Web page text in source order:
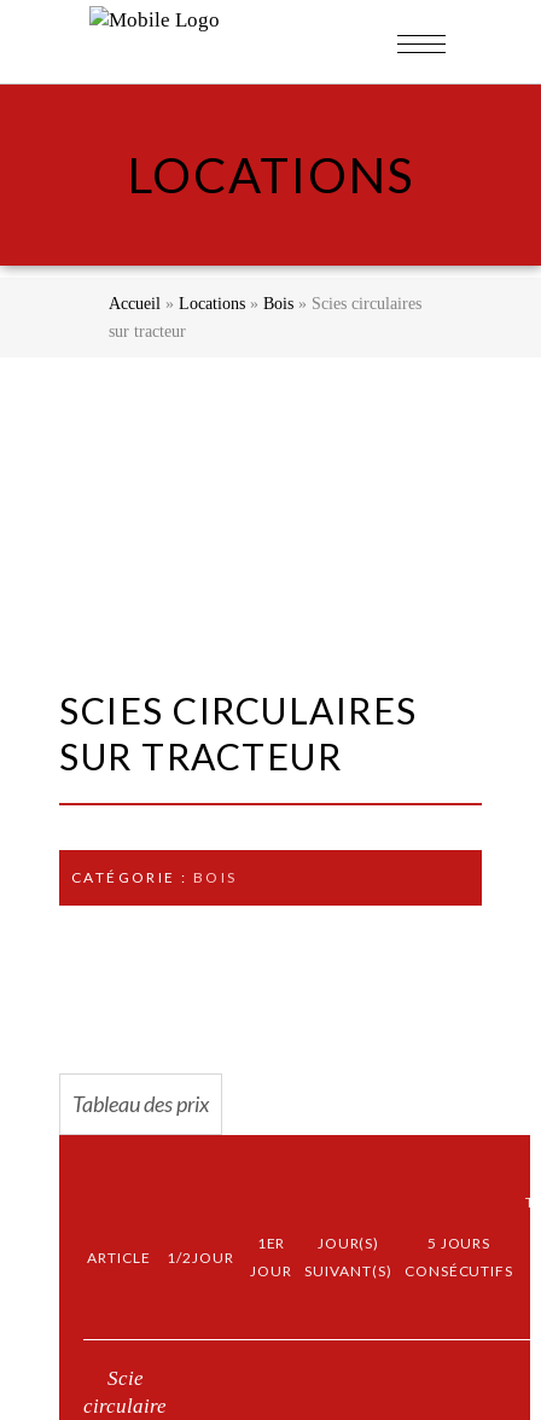
LOCATIONS
Accueil» Locations» Bois» Scies circulaires
sur tracteur
SCIES CIRCULAIRES
SUR TRACTEUR
CATÉGORIE : BOIS
Tableau des prix
ARTICLE 1/2JOUR
1ER
JOUR
JOUR(S)
SUIVANT(S)
5 JOURS
CONSÉCUTIFS
Scie
circulaire